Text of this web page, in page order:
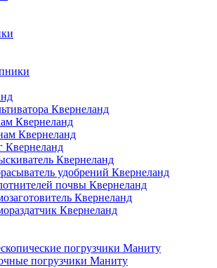
Квернеланд
Квернеланд
Квернеланд
Квернеланд
Квернеланд
удобрений Квернеланд
почвы Квернеланд
Квернеланд
Квернеланд
погрузчики Маниту
погрузчики Маниту